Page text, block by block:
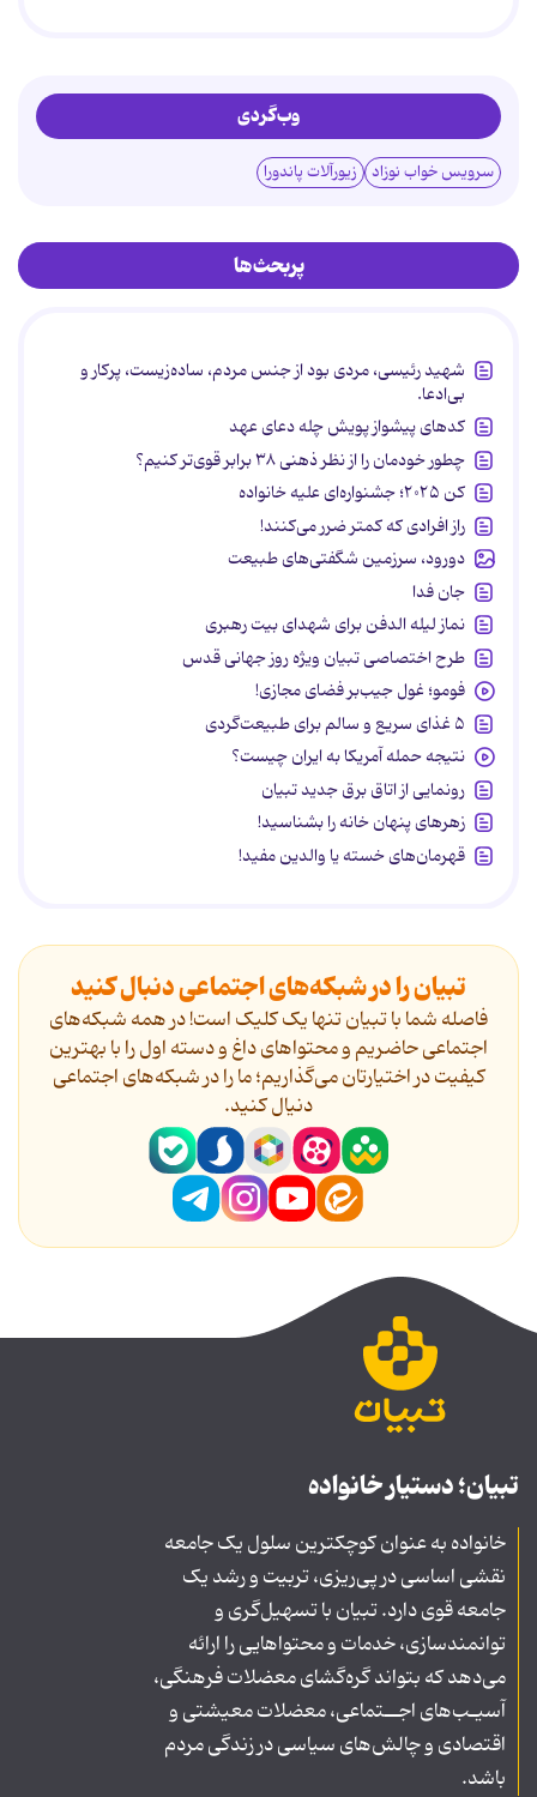
وب‌گردی
سرویس خواب نوزاد زیورآلات پاندورا
پربحث‌ها
شهید رئیسی، مردی بود از جنس مردم، ساده‌زیست، پرکار و
بی‌ادعا.
کدهای پیشواز پویش چله دعای عهد
چطور خودمان را از نظر ذهنی ۳۸ برابر قوی‌تر کنیم؟
کن ۲۰۲۵؛ جشنواره‌ای علیه خانواده
راز افرادی که کمتر ضرر می‌کنند!
دورود، سرزمین شگفتی‌های طبیعت
جان فدا
نماز لیله الدفن برای شهدای بیت رهبری
طرح اختصاصی تبیان ویژه روز جهانی قدس
فومو؛ غول جیب‌بر فضای مجازی!
۵ غذای سریع و سالم برای طبیعت‌گردی
نتیجه حمله آمریکا به ایران چیست؟
رونمایی از اتاق برق جدید تبیان
زهرهای پنهان خانه را بشناسید!
قهرمان‌های خسته یا والدین مفید!
تبیان را در شبکه‌های اجتماعی دنبال کنید
فاصله شما با تبیان تنها یک کلیک است! در همه شبکه‌های
اجتماعی حاضریم و محتواهای داغ و دسته اول را با بهترین
کیفیت در اختیارتان می‌گذاریم؛ ما را در شبکه‌های اجتماعی
دنیال کنید.
تبیان؛ دستیار خانواده
خانواده به عنوان کوچکترین سلول یک جامعه
نقشی اساسی در پی‌ریزی، تربیت و رشد یک
جامعه قوی دارد. تبیان با تسهیل‌گری و
توانمندسازی، خدمات و محتواهایی را ارائه
می‌دهد که بتواند گره‌گشای معضلات فرهنگی،
آسیـب‌های اجــتماعی، معضلات معیشتی و
اقتصادی و چالش‌های سیاسی در زندگی مردم
باشد.